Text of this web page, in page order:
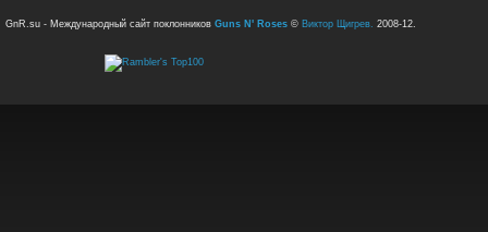
GnR.su - Международный сайт поклонников Guns N' Roses © Виктор Щигрев. 2008-12.